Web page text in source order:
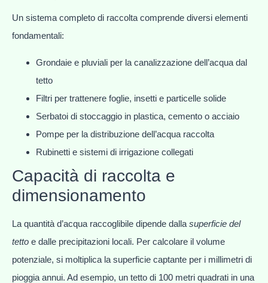
Un sistema completo di raccolta comprende diversi elementi
fondamentali:
Grondaie e pluviali per la canalizzazione dell’acqua dal
tetto
Filtri per trattenere foglie, insetti e particelle solide
Serbatoi di stoccaggio in plastica, cemento o acciaio
Pompe per la distribuzione dell’acqua raccolta
Rubinetti e sistemi di irrigazione collegati
Capacità di raccolta e
dimensionamento
La quantità d’acqua raccoglibile dipende dalla superficie del
tetto e dalle precipitazioni locali. Per calcolare il volume
potenziale, si moltiplica la superficie captante per i millimetri di
pioggia annui. Ad esempio, un tetto di 100 metri quadrati in una